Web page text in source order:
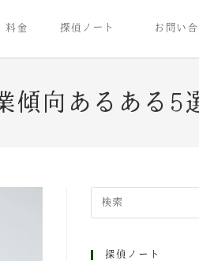
料金 探偵ノート お問い
傾向あるある5
探偵ノート